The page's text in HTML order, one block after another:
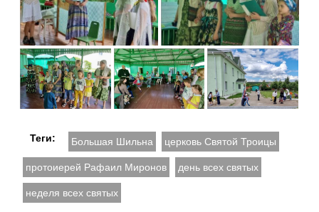
Теги: Большая Шильна церковь Святой Троицы
протоиерей Рафаил Миронов день всех святых
неделя всех святых